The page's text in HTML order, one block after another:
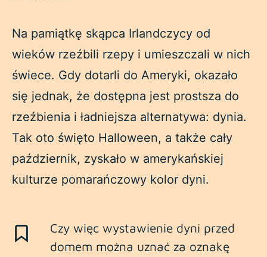
Na pamiątkę skąpca Irlandczycy od
wieków rzeźbili rzepy i umieszczali w nich
świece. Gdy dotarli do Ameryki, okazało
się jednak, że dostępna jest prostsza do
rzeźbienia i ładniejsza alternatywa: dynia.
Tak oto święto Halloween, a także cały
październik, zyskało w amerykańskiej
kulturze pomarańczowy kolor dyni.
Czy więc wystawienie dyni przed
domem można uznać za oznakę